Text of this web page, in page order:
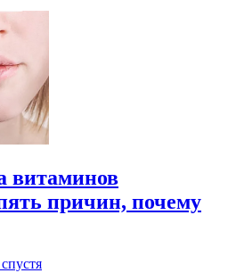
витаминов
причин, почему